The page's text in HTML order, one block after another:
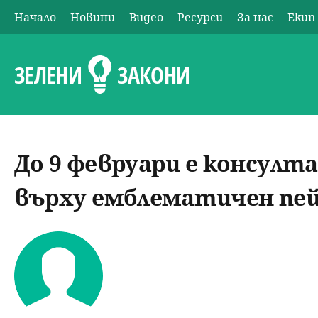
О
с
в
н
м
е
Начало Новини Видео Ресурси За нас Екип
ЗЕЛЕНИ ЗАКОНИ
До 9 февруари е
върху емблематичен